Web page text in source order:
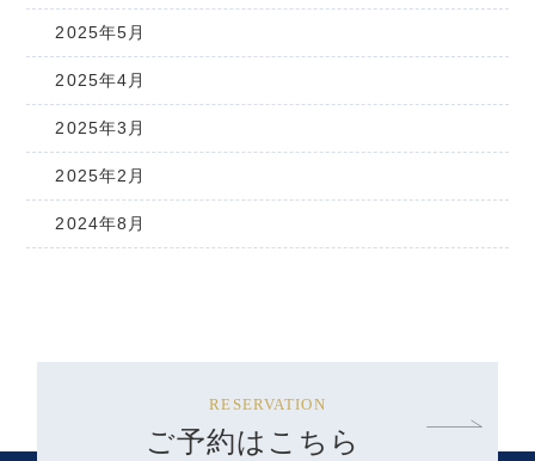
2025年5月
2025年4月
2025年3月
2025年2月
2024年8月
ご予約はこちら
RESERVATION